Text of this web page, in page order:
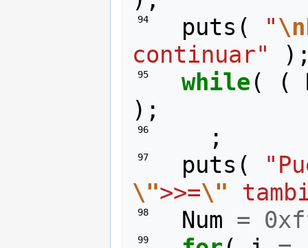
94 puts ( "\n
continuar"
95 while ( (
);
96 ;
97 puts (
\">>=\"
98 Num =
99